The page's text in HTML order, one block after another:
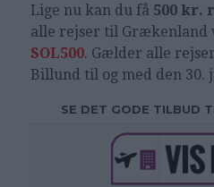
Lige nu kan du få500 kr.
alle rejser til Grækenland
SOL500. Gælder alle
Billund til og med den 30.
SE DET GODE TILBUD